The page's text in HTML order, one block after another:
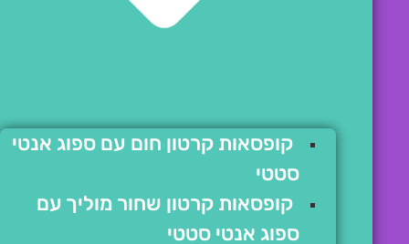
קופסאות קרטון חום עם ספוג אנטי
סטטי
קופסאות קרטון שחור מוליך עם
ספוג אנטי סטטי